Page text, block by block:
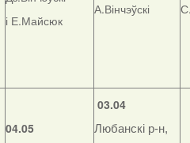
і Е.Майсюк
А.Вінчэўскі
04.05
03.04
Любанскі р-н,